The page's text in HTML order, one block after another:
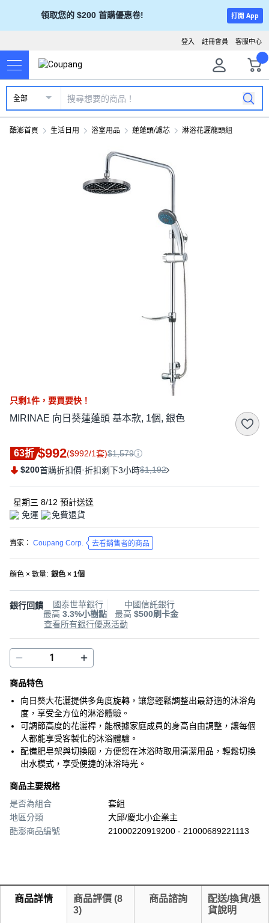
領取您的 $200 首購優惠卷! 打開 App
客服中心
註冊會員
登入
全部
酷澎首頁 生活日用 浴室用品 蓮蓬頭/濾芯 淋浴花灑龍頭組
只剩1件， 要買要快！
MIRINAE 向日葵蓮蓬頭 基本款, 1個, 銀色
63折 $992($992/1套)$1,579
$200首購折扣價·折扣剩下3小時$1,192
星期三 8/12 預計送達
免運
免費退貨
賣家： Coupang Corp. 去看銷售者的商品
顏色 × 數量: 銀色 × 1個
銀行回饋
國泰世華銀行
最高 3.3%小樹點
中國信託銀行
最高 $500刷卡金
查看所有銀行優惠活動
商品特色
向日葵大花灑提供多角度旋轉，讓您輕鬆調整出最舒適的沐浴角
度，享受全方位的淋浴體驗。
可調節高度的花灑桿，能根據家庭成員的身高自由調整，讓每個
人都能享受客製化的沐浴體驗。
配備肥皂架與切換閥，方便您在沐浴時取用清潔用品，輕鬆切換
出水模式，享受便捷的沐浴時光。
商品主要規格
是否為組合
套組
地區分類
大邱/慶北小企業主
酷澎商品編號
21000220919200 - 21000689221113
商品詳情 商品評價 (8
3)
商品諮詢
配送/換貨/退
貨說明